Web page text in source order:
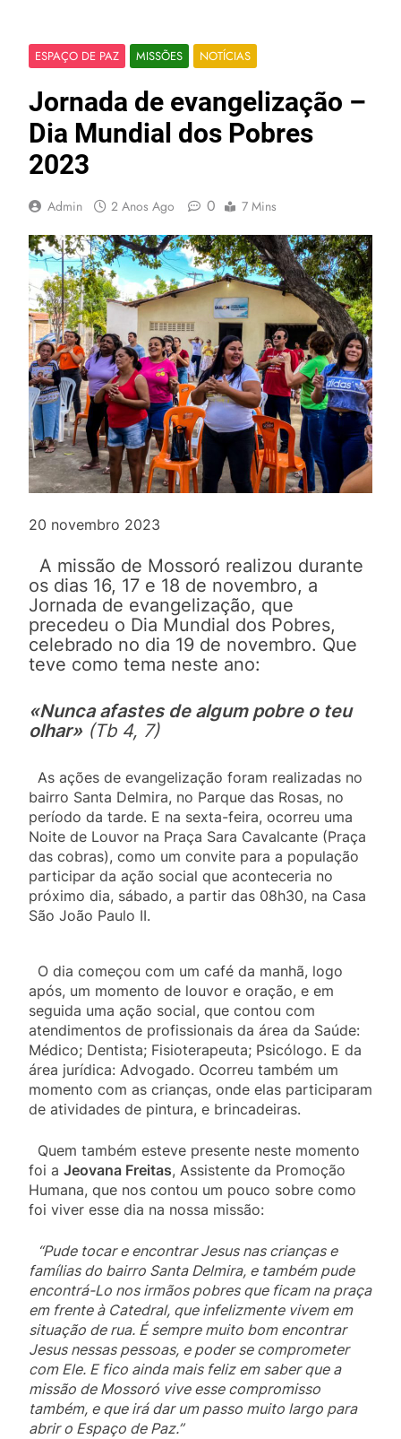
ESPAÇO DE PAZ MISSÕES NOTÍCIAS
Jornada de evangelização –
Dia Mundial dos Pobres
2023
Admin 2 Anos Ago 0 7 Mins
20 novembro 2023
A missão de Mossoró realizou durante
os dias 16, 17 e 18 de novembro, a
Jornada de evangelização, que
precedeu o Dia Mundial dos Pobres,
celebrado no dia 19 de novembro. Que
teve como tema neste ano:
«Nunca afastes de algum pobre o teu
olhar» (Tb 4, 7)
As ações de evangelização foram realizadas no
bairro Santa Delmira, no Parque das Rosas, no
período da tarde. E na sexta-feira, ocorreu uma
Noite de Louvor na Praça Sara Cavalcante (Praça
das cobras), como um convite para a população
participar da ação social que aconteceria no
próximo dia, sábado, a partir das 08h30, na Casa
São João Paulo II.
O dia começou com um café da manhã, logo
após, um momento de louvor e oração, e em
seguida uma ação social, que contou com
atendimentos de profissionais da área da Saúde:
Médico; Dentista; Fisioterapeuta; Psicólogo. E da
área jurídica: Advogado. Ocorreu também um
momento com as crianças, onde elas participaram
de atividades de pintura, e brincadeiras.
Quem também esteve presente neste momento
foi a Jeovana Freitas, Assistente da Promoção
Humana, que nos contou um pouco sobre como
foi viver esse dia na nossa missão:
“Pude tocar e encontrar Jesus nas crianças e
famílias do bairro Santa Delmira, e também pude
encontrá-Lo nos irmãos pobres que ficam na praça
em frente à Catedral, que infelizmente vivem em
situação de rua. É sempre muito bom encontrar
Jesus nessas pessoas, e poder se comprometer
com Ele. E fico ainda mais feliz em saber que a
missão de Mossoró vive esse compromisso
também, e que irá dar um passo muito largo para
abrir o Espaço de Paz.”